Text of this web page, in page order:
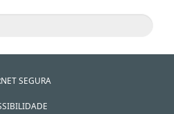
SEGURA